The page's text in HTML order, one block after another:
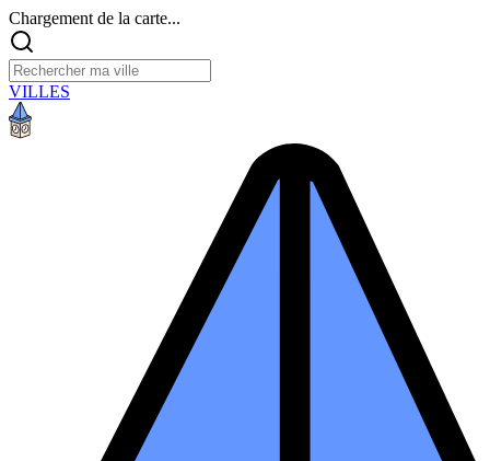
Chargement de la carte...
VILLES